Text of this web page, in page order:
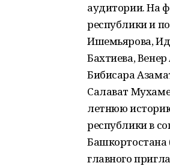
аудитории. На
республики и
Ишемьярова,
Бахтиева,
Бибисара
Салават
летнюю
республики в
Башкортостана
главного